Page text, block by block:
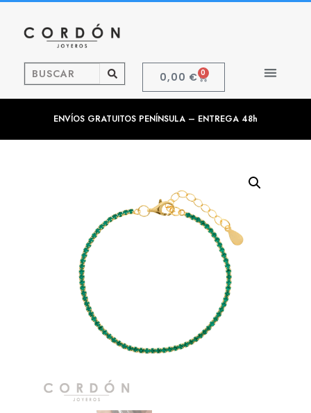
0,00 € 0
ENVÍOS GRATUITOS PENÍNSULA – ENTREGA 48h